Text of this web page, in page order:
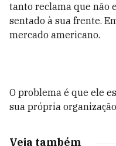
tanto reclama que não
sentado à sua frente.
mercado americano.
O problema é que ele
sua própria
Veja também